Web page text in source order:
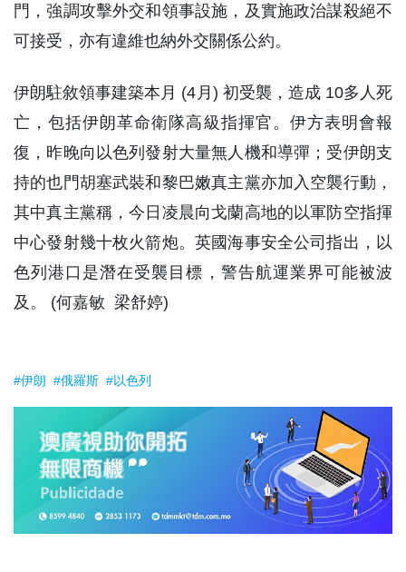
門，強調攻擊外交和領事設施，及實施政治謀殺絕不
可接受，亦有違維也納外交關係公約。
伊朗駐敘領事建築本月 (4月) 初受襲，造成 10多人死
亡，包括伊朗革命衛隊高級指揮官。伊方表明會報
復，昨晚向以色列發射大量無人機和導彈；受伊朗支
持的也門胡塞武裝和黎巴嫩真主黨亦加入空襲行動，
其中真主黨稱，今日凌晨向戈蘭高地的以軍防空指揮
中心發射幾十枚火箭炮。英國海事安全公司指出，以
色列港口是潛在受襲目標，警告航運業界可能被波
及。 (何嘉敏 梁舒婷)
#伊朗 #俄羅斯 #以色列